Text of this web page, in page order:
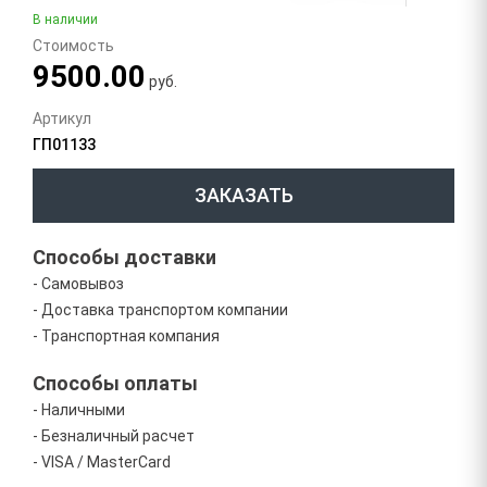
В наличии
Стоимость
9500.00 руб.
Артикул
ГП01133
ЗАКАЗАТЬ
Способы доставки
- Самовывоз
- Доставка транспортом компании
- Транспортная компания
Способы оплаты
- Наличными
- Безналичный расчет
- VISA / MasterCard